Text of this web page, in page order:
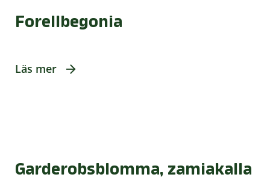
Forellbegonia
Läs mer
Garderobsblomma, zamiakalla